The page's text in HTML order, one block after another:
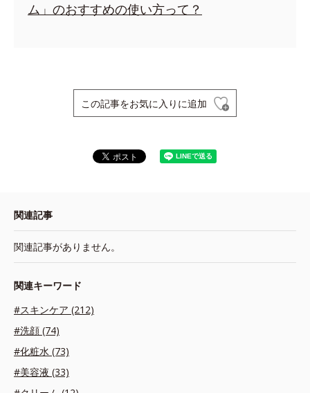
ム」のおすすめの使い方って？
この記事をお気に入りに追加
関連記事
関連記事がありません。
関連キーワード
#スキンケア (212)
#洗顔 (74)
#化粧水 (73)
#美容液 (33)